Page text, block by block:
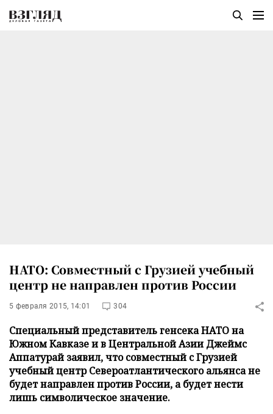
НАТО: Совместный с Грузией учебный
центр не направлен против России
5 февраля 2015, 14:01 304
Специальный представитель генсека НАТО на
Южном Кавказе и в Центральной Азии Джеймс
Аппатурай заявил, что совместный с Грузией
учебный центр Североатлантического альянса не
будет направлен против России, а будет нести
лишь символическое значение.